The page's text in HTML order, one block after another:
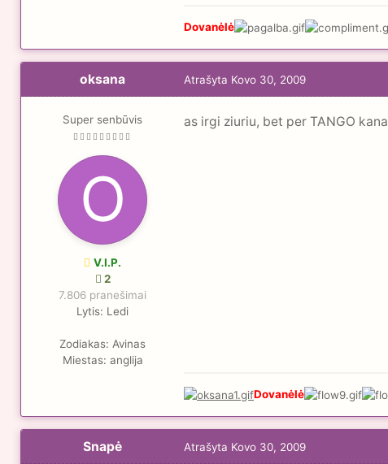
Dovanėlė
oksana
Super senbūvis
V.I.P.
2
7.806 pranešimai
Lytis: Ledi
Zodiakas: Avinas
Miestas: anglija
Atrašyta Kovo 30, 2009
as irgi ziuriu, bet per TANGO
Dovanėlė
Snapė Atrašyta Kovo 30, 2009